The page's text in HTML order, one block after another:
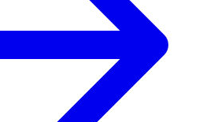
(50 mikrogram
är mikrokristallin
polysorbat 80,
vatten.